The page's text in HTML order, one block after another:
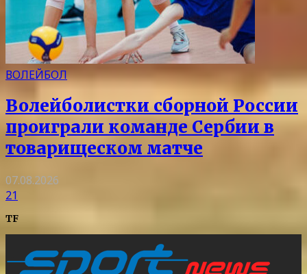
ВОЛЕЙБОЛ
Волейболистки сборной России
проиграли команде Сербии в
товарищеском матче
07.08.2026
21
TF